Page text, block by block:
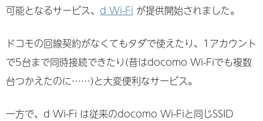
可能となるサービス、 d Wi-Fi が提供開始されました。
ドコモの回線契約がなくてもタダで使えたり、1アカウント
で5台まで同時接続できたり(昔はdocomo Wi-Fiでも複数
台つかえたのに……)と大変便利なサービス。
一方で、d Wi-Fi は従来のdocomo Wi-Fiと同じSSID